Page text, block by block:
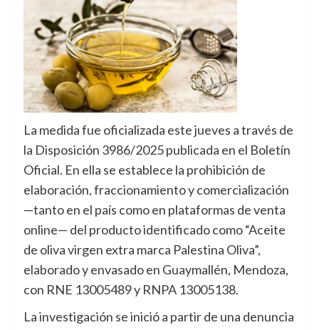
La medida fue oficializada este jueves a través de
la Disposición 3986/2025 publicada en el Boletín
Oficial. En ella se establece la prohibición de
elaboración, fraccionamiento y comercialización
—tanto en el país como en plataformas de venta
online— del producto identificado como “Aceite
de oliva virgen extra marca Palestina Oliva”,
elaborado y envasado en Guaymallén, Mendoza,
con RNE 13005489 y RNPA 13005138.
La investigación se inició a partir de una denuncia